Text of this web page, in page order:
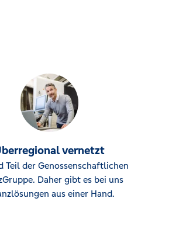
vernetzt
Teil der Genossenschaftlichen
Daher gibt es bei uns
aus einer Hand.